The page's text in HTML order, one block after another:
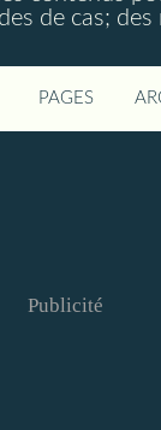
de cas; des
PAGES
Publicité